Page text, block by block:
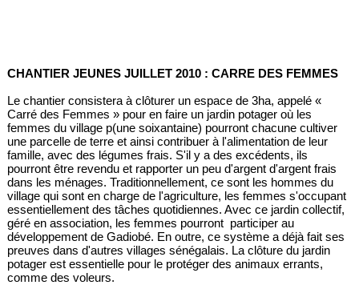
CHANTIER JEUNES JUILLET 2010 : CARRE DES FEMMES
Le chantier consistera à clôturer un espace de 3ha, appelé «
Carré des Femmes » pour en faire un jardin potager où les
femmes du village p(une soixantaine) pourront chacune cultiver
une parcelle de terre et ainsi contribuer à l'alimentation de leur
famille, avec des légumes frais. S'il y a des excédents, ils
pourront être revendu et rapporter un peu d'argent d'argent frais
dans les ménages. Traditionnellement, ce sont les hommes du
village qui sont en charge de l'agriculture, les femmes s'occupant
essentiellement des tâches quotidiennes. Avec ce jardin collectif,
géré en association, les femmes pourront participer au
développement de Gadiobé. En outre, ce système a déjà fait ses
preuves dans d'autres villages sénégalais. La clôture du jardin
potager est essentielle pour le protéger des animaux errants,
comme des voleurs.